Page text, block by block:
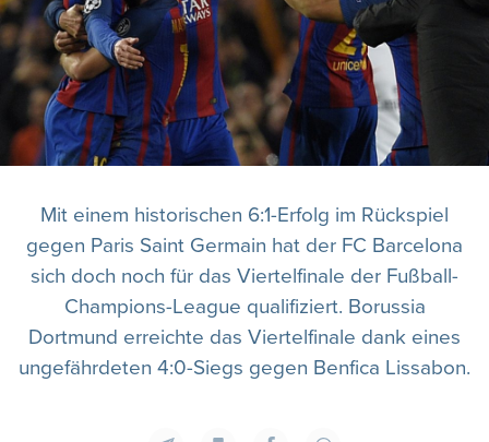
Mit einem historischen 6:1-Erfolg im Rückspiel
gegen Paris Saint Germain hat der FC Barcelona
sich doch noch für das Viertelfinale der Fußball-
Champions-League qualifiziert. Borussia
Dortmund erreichte das Viertelfinale dank eines
ungefährdeten 4:0-Siegs gegen Benfica Lissabon.